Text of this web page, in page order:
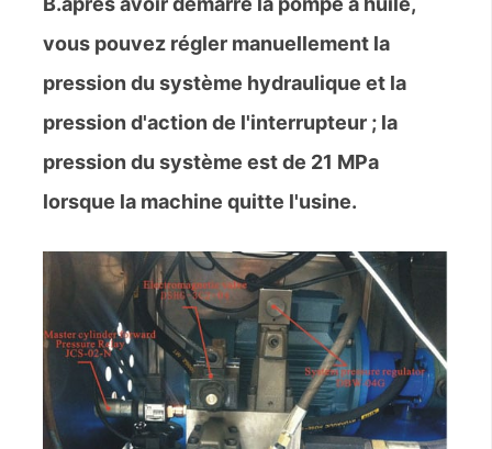
vous pouvez régler manuellement la
pression du système hydraulique et la
pression d'action de l'interrupteur ; la
pression du système est de 21 MPa
lorsque la machine quitte l'usine.